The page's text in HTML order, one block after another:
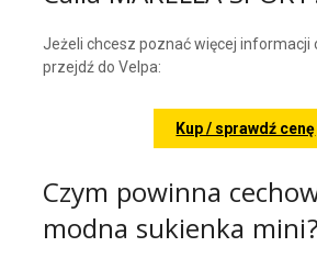
Jeżeli chcesz poznać więcej informacji
przejdź do Velpa:
Kup / sprawdź cenę
Czym powinna
modna sukienka mini?